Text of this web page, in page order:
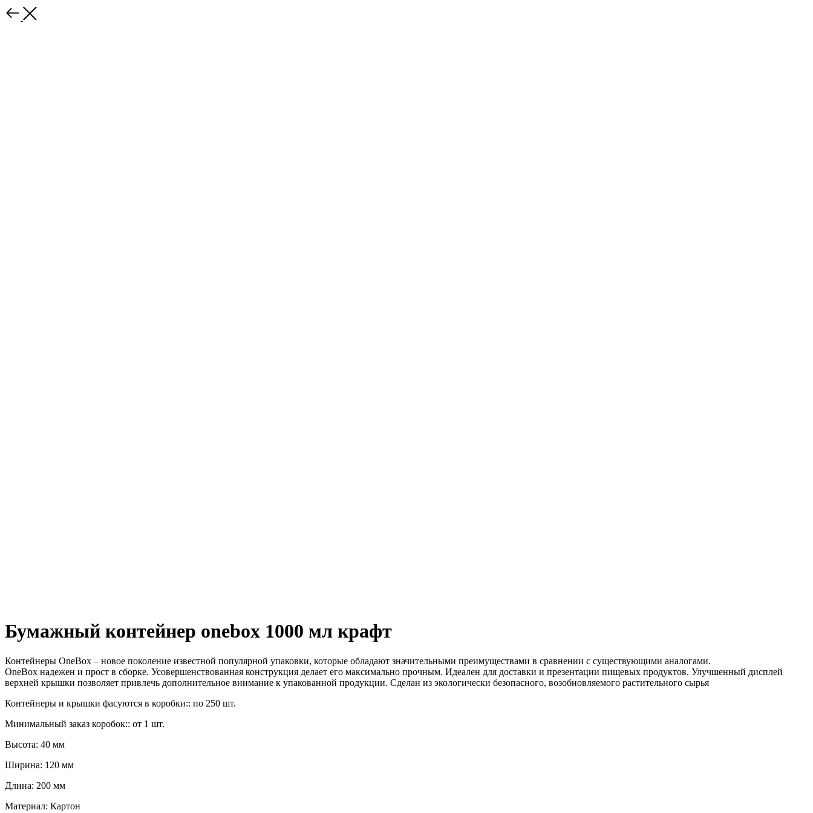
Бумажный контейнер onebox 1000 мл крафт
Контейнеры OneBox – новое поколение известной популярной упаковки, которые обладают значительными преимуществами в сравнении с существующими аналогами.
OneBox надежен и прост в сборке. Усовершенствованная конструкция делает его максимально прочным. Идеален для доставки и презентации пищевых продуктов. Улучшенный дисплей
верхней крышки позволяет привлечь дополнительное внимание к упакованной продукции. Сделан из экологически безопасного, возобновляемого растительного сырья
Контейнеры и крышки фасуются в коробки:: по 250 шт.
Минимальный заказ коробок:: от 1 шт.
Высота: 40 мм
Ширина: 120 мм
Длина: 200 мм
Материал: Картон